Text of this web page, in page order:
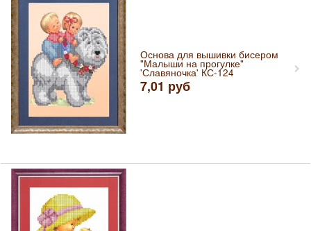
Основа для вышивки бисером
"Малыши на прогулке"
'Славяночка' КС-124
7,01 руб